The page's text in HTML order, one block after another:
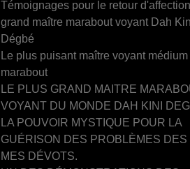
Témoignages pour le retour
grand maître marabout voyant Dah
Dégbé
Le plus puisant maître voyant médium
marabout
LE PLUS GRAND MAITRE
VOYANT DU MONDE DAH KINI
LA POUVOIR MYSTIQUE POUR LA
GUÉRISON DES PROBLÈMES DES
MES DÉVOTS.